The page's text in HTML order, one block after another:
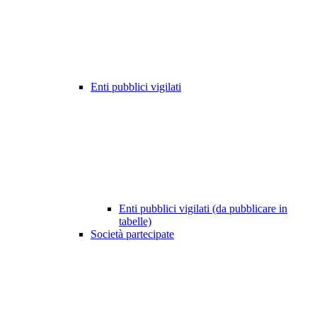
Enti pubblici vigilati
Enti pubblici vigilati (da pubblicare in
tabelle)
Società partecipate